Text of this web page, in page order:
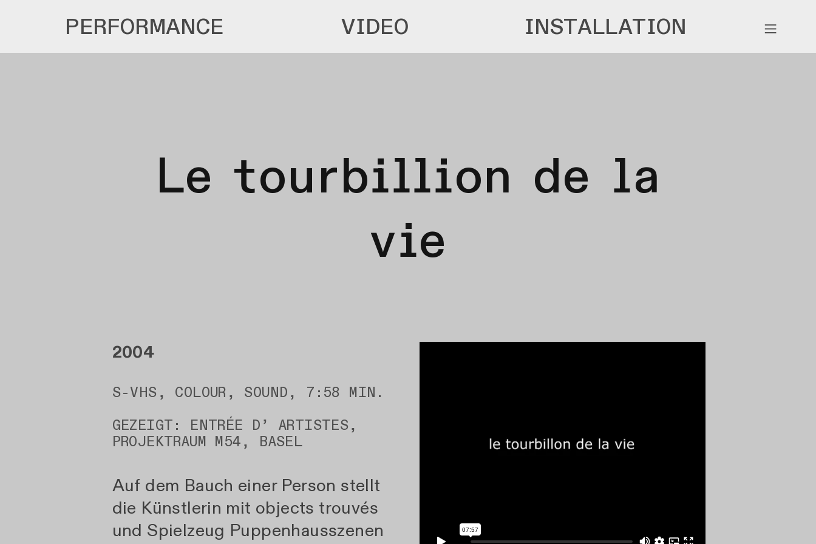
PERFORMANCE VIDEO INSTALLATION ︎
Le tourbillion de la
vie
2004
S-VHS, COLOUR, SOUND, 7:58 MIN.
GEZEIGT: ENTRÉE D’ ARTISTES,
PROJEKTRAUM M54, BASEL
Auf dem Bauch einer Person stellt
die Künstlerin mit objects trouvés
und Spielzeug Puppenhausszenen